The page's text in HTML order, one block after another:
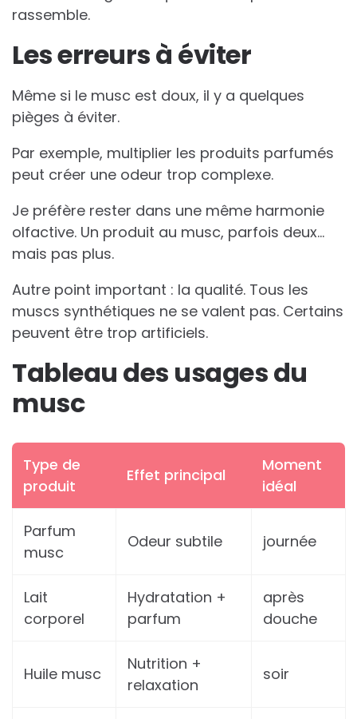
rassemble.
Les erreurs à éviter
Même si le musc est doux, il y a quelques
pièges à éviter.
Par exemple, multiplier les produits parfumés
peut créer une odeur trop complexe.
Je préfère rester dans une même harmonie
olfactive. Un produit au musc, parfois deux…
mais pas plus.
Autre point important : la qualité. Tous les
muscs synthétiques ne se valent pas. Certains
peuvent être trop artificiels.
Tableau des usages du
musc
Type de
produit
Effet principal
Moment
idéal
Parfum
musc
Odeur subtile journée
Lait
corporel
Hydratation +
parfum
après
douche
Huile musc
Nutrition +
relaxation
soir